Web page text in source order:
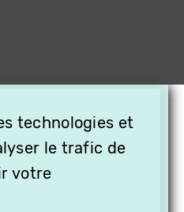
technologies et
le trafic de
votre
VIDÉO EN
VOS
!